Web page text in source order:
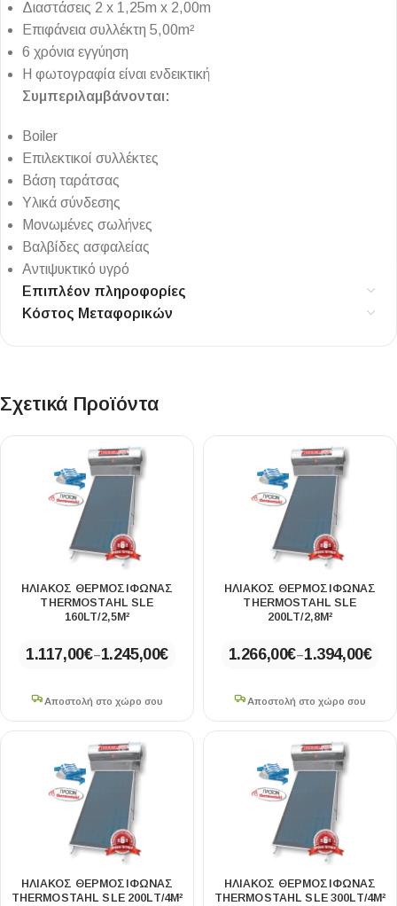
Διαστάσεις 2 x 1,25m x 2,00m
Επιφάνεια συλλέκτη 5,00m²
6 χρόνια εγγύηση
Η φωτογραφία είναι ενδεικτική
Συμπεριλαμβάνονται:
Boiler
Επιλεκτικοί συλλέκτες
Βάση ταράτσας
Υλικά σύνδεσης
Μονωμένες σωλήνες
Βαλβίδες ασφαλείας
Αντιψυκτικό υγρό
Επιπλέον πληροφορίες
Κόστος Μεταφορικών
Σχετικά Προϊόντα
ΗΛΙΑΚΟΣ ΘΕΡΜΟΣΙΦΩΝΑΣ
THERMOSTAHL SLE
160LT/2,5M²
1.117,00€–1.245,00€
Αποστολή στο χώρο σου
ΗΛΙΑΚΟΣ ΘΕΡΜΟΣΙΦΩΝΑΣ
THERMOSTAHL SLE
200LT/2,8M²
1.266,00€–1.394,00€
Αποστολή στο χώρο σου
ΗΛΙΑΚΟΣ ΘΕΡΜΟΣΙΦΩΝΑΣ
THERMOSTAHL SLE 200LT/4M²
ΗΛΙΑΚΟΣ ΘΕΡΜΟΣΙΦΩΝΑΣ
THERMOSTAHL SLE 300LT/4M²